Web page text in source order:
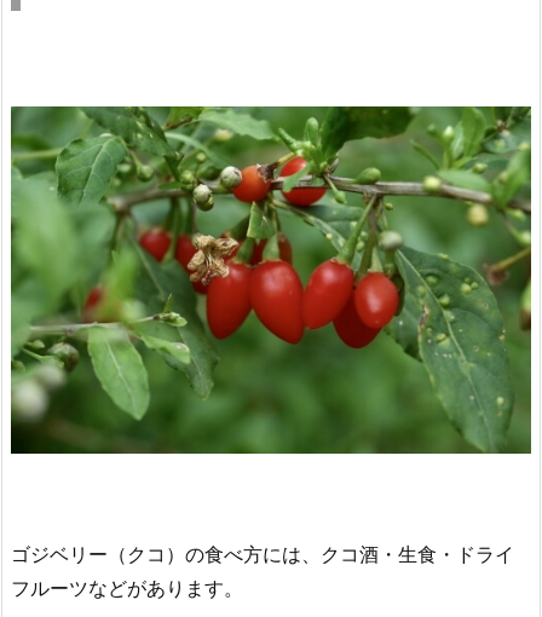
ゴジベリー（クコ）の食べ方には、クコ酒・生食・ドライ
フルーツなどがあります。